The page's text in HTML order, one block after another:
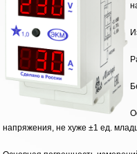
напряжения, не хуже ±1 ед.